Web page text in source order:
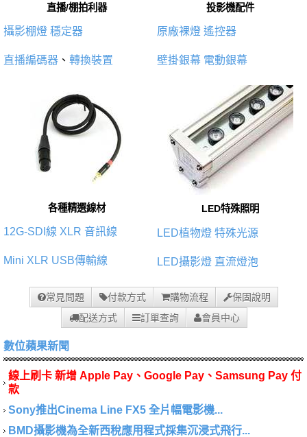
直播/棚拍利器
攝影棚燈 穩定器
直播編碼器 、 轉換裝置
投影機配件
原廠裸燈 遙控器
壁掛銀幕 電動銀幕
各種精選線材
12G-SDI線 XLR 音訊線
Mini XLR USB傳輸線
LED特殊照明
LED植物燈 特殊光源
LED攝影燈 直流燈泡
常見問題 付款方式 購物流程
保固說明
配送方式
訂單查詢 會員中心
數位蘋果新聞
線上刷卡 新增 Apple Pay、Google Pay、Samsung Pay 付
款
Sony推出Cinema Line FX5 全片幅電影機...
BMD攝影機為全新西稅應用程式採集沉浸式飛行...